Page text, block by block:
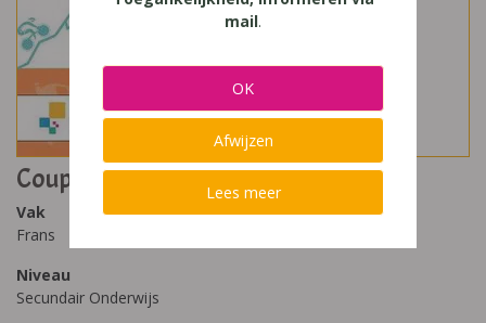
Coup De Coeur 2
Vak
Frans
Niveau
Secundair Onderwijs
mail.
OK
Afwijzen
Lees meer